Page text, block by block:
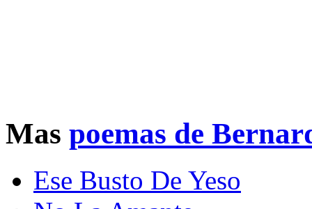
Mas poemas de
Ese Busto De Yeso